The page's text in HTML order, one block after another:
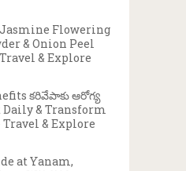
Flowering
& Onion Peel
& Explore
కరివేపాకు ఆరోగ్య
& Transform
Travel & Explore
at Yanam,